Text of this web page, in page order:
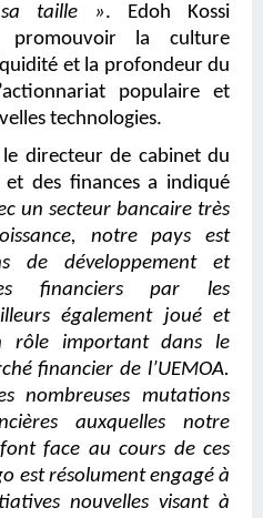
taille ». Edoh Kossi
promouvoir la culture
et la profondeur du
populaire et
technologies.
directeur de cabinet du
et des finances a indiqué
un secteur bancaire très
notre pays est
de développement et
financiers par les
également joué et
rôle important dans le
financier de l’UEMOA.
nombreuses mutations
auxquelles notre
face au cours de ces
est résolument engagé à
nouvelles visant à